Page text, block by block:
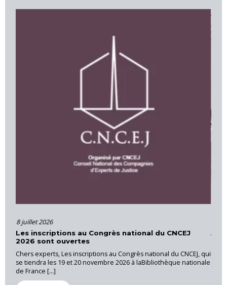
national du CNCEJ
au Congrès national du CNCEJ, qui
2026 à laBibliothèque nationale
Actions et formations – Cour
La CNEJI a organisé le 28 mai 2026,
Cannet des Maures, sous la